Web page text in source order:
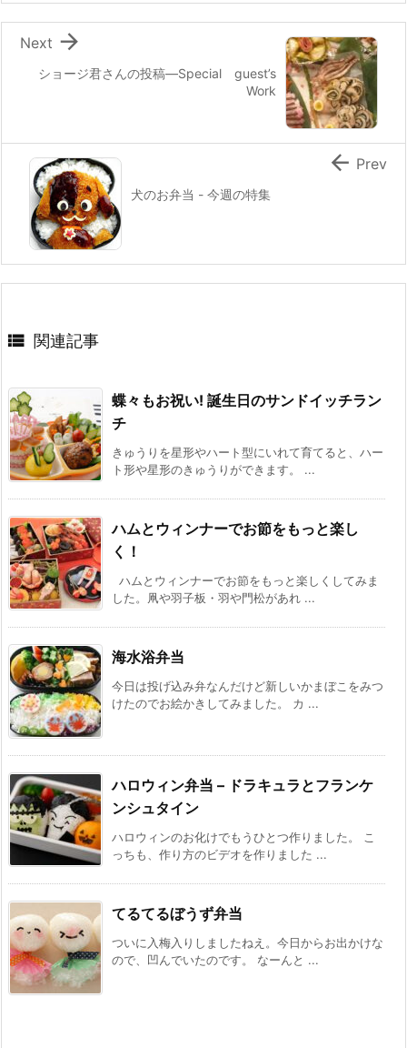
ショージ君さんの投稿—Special guest’s
Work

Next
犬のお弁当 - 今週の特集
 Prev
 関連記事
蝶々もお祝い! 誕生日のサンドイッチラン
チ
きゅうりを星形やハート型にいれて育てると、ハー
ト形や星形のきゅうりができます。 ...
ハムとウィンナーでお節をもっと楽し
く！
ハムとウィンナーでお節をもっと楽しくしてみま
した。凧や羽子板・羽や門松があれ ...
海水浴弁当
今日は投げ込み弁なんだけど新しいかまぼこをみつ
けたのでお絵かきしてみました。 カ ...
ハロウィン弁当 – ドラキュラとフランケ
ンシュタイン
ハロウィンのお化けでもうひとつ作りました。 こ
っちも、作り方のビデオを作りました ...
てるてるぼうず弁当
ついに入梅入りしましたねえ。今日からお出かけな
ので、凹んでいたのです。 なーんと ...